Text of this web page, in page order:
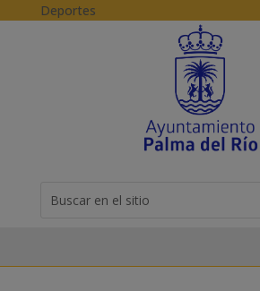
Skip to content
Deportes
for...